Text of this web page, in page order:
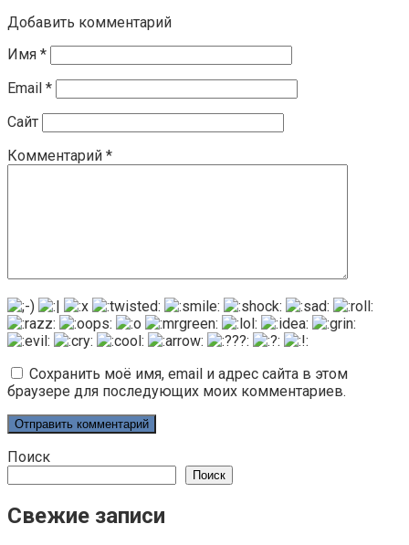
Добавить комментарий
Имя *
Email *
Сайт
Комментарий *
Сохранить моё имя, email и адрес сайта в этом
браузере для последующих моих комментариев.
Поиск
Поиск
Свежие записи